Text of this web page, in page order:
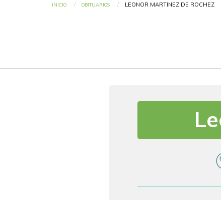
Ruta de
INICIO OBITUARIOS CURRENT:
LEONOR MARTINEZ DE ROCHEZ